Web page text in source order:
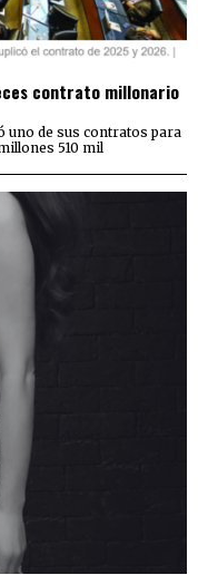
contrato millonario
uno de sus contratos para
510 mil